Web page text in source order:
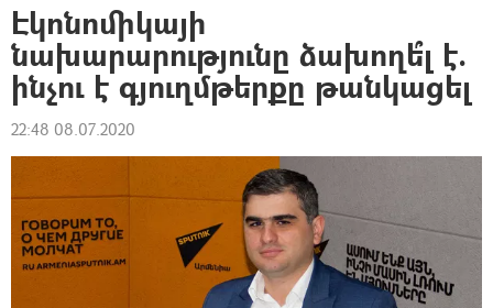
Էկոնոմիկայի
նախարարությունը ձախողե՞լ է.
ինչու է գյուղմթերքը թանկացել
22:48 08.07.2020